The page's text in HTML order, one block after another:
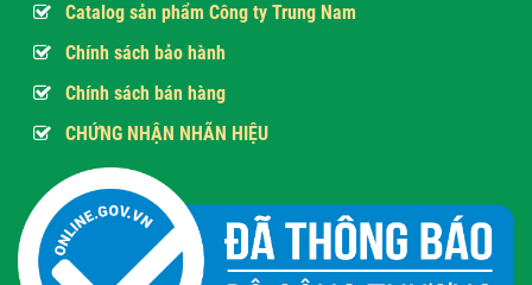
Catalog sản phẩm Công ty Trung Nam
Chính sách bảo hành
Chính sách bán hàng
CHỨNG NHẬN NHÃN HIỆU